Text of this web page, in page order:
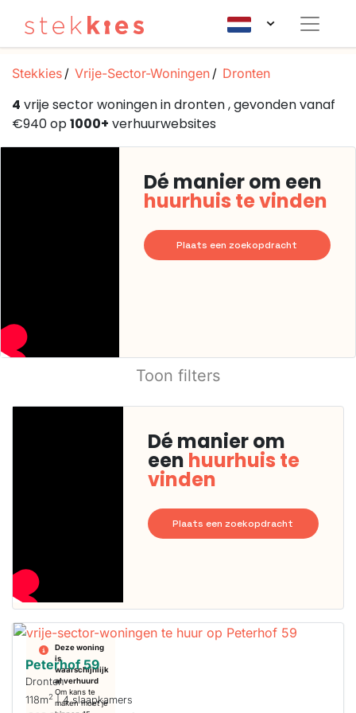
Stekkies Vrije-Sector-Woningen Dronten
4 vrije sector woningen in dronten , gevonden vanaf
€940 op1000+ verhuurwebsites
Dé manier om een
huurhuis te vinden
Plaats een zoekopdracht
Toon filters
Dé manier om
een huurhuis te
vinden
Plaats een zoekopdracht
Deze woning
is
waarschijnlijk
al verhuurd
Om kans te
maken moet je
Peterhof 59
Dronten
118m2 | 4 slaapkamers